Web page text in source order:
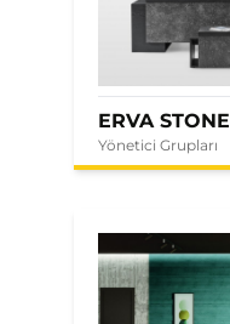
ERVA STONE
Yönetici Grupları